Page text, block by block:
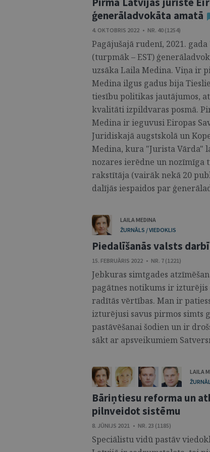
ģenerāladvokāta amatā
4. OKTOBRIS 2022 • NR. 40 (1254)
Pagājušajā rudenī, 2021.
(turpmāk – EST)
uzsāka Laila Medina. Viņa ir
Medina ilgus gadus bija
tiesību politikas jautājumos,
kvalitāti izpildvaras posmā.
Medina ir ieguvusi Eiropas
Juridiskajā augstskolā un
Medina, kura "Jurista Vārda"
nozares ierēdne un
rakstītāja (vairāk nekā 20
dalījās iespaidos par
LAILA MEDINA
ŽURNĀLS / VIEDOKLIS
Piedalīšanās valsts
15. FEBRUĀRIS 2022 • NR. 7 (1221)
Jebkuras simtgades
pagātnes notikums ir
radītās vērtības. Man ir
izturējusi savus pirmos simts
pastāvēšanai šodien un ir
sākt ar apsveikumiem
LAILA
Bāriņtiesu reforma un
pilnveidot sistēmu
8. JŪNIJS 2021 • NR. 23 (1185)
Speciālistu vidū pastāv